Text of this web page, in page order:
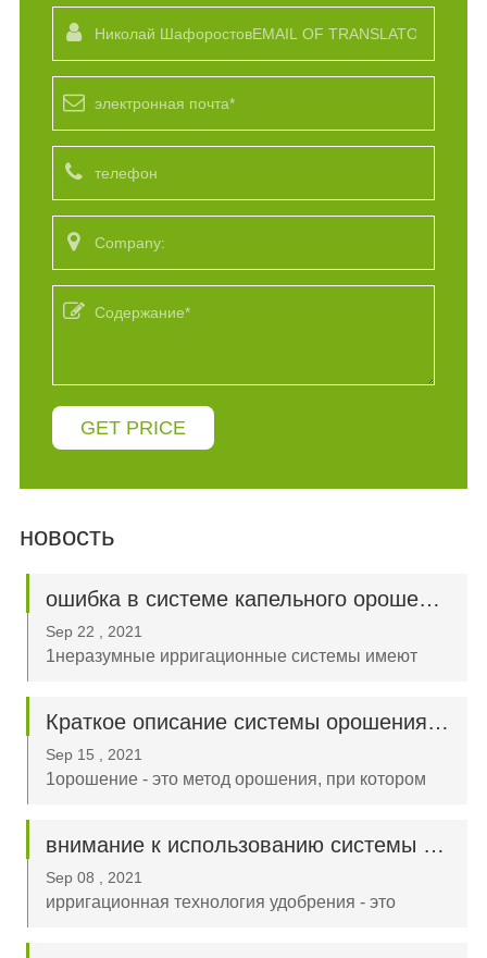
GET PRICE
новость
ошибка в системе капельного орошения
Sep 22 , 2021
1неразумные ирригационные системы имеют
позволяет пользователям наблюдать за
слишком долго, то это приводит к глубоким
Краткое описание системы орошения и автоматического пожаротушения
Sep 15 , 2021
1орошение - это метод орошения, при котором
внимание к использованию системы орошения
Sep 08 , 2021
ирригационная технология удобрения - это